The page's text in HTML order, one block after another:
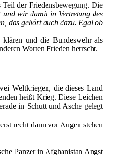
der Friedensbewegung. Die
und wir damit in Vertretung des
das gehört auch dazu. Egal ob
klären und die Bundeswehr als
Worten Frieden herrscht.
Weltkriegen, die dieses Land
heißt Krieg. Diese Leichen
in Schutt und Asche gelegt
recht dann vor Augen stehen
Panzer in Afghanistan Angst